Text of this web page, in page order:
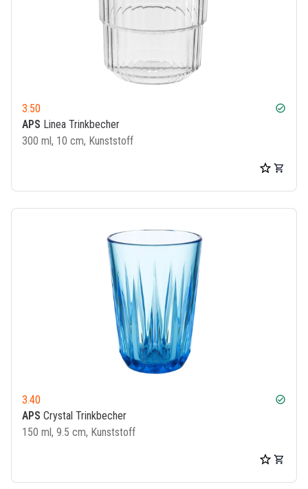
3.50 check_circle
APS Linea Trinkbecher
300 ml, 10 cm, Kunststoff
3.40 check_circle
APS Crystal Trinkbecher
150 ml, 9.5 cm, Kunststoff